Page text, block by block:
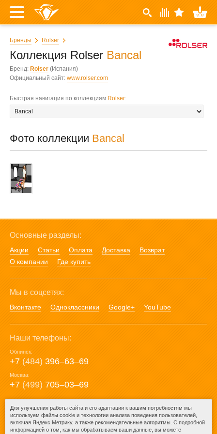
Бренды Rolser
Коллекция Rolser Bancal
Бренд: Rolser (Испания)
Официальный сайт: www.rolser.com
Быстрая навигация по коллекциям Rolser:
Фото коллекции Bancal
Основные разделы:
Акции Статьи Оплата Доставка
Возврат
О компании
Где купить
Мы в соцсетях:
Вконтакте Одноклассники Google+ YouTube
Наши телефоны:
Обнинск:
+7 (484) 396‒63‒69
Москва:
+7 (499) 705‒03‒69
E-mail:
mail@posuda40.ru
Для улучшения работы сайта и его адаптации к вашим потребностям мы
используем файлы cookie и технологии анализа поведения пользователей,
включая Яндекс Метрику, а также рекомендательные алгоритмы. С подробной
информацией о том, как мы обрабатываем ваши данные, вы можете